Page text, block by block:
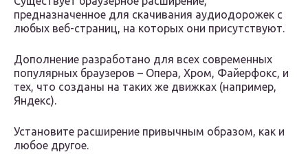
предназначенное для скачивания аудиодорожек с
любых веб-страниц, на которых они присутствуют.
Дополнение разработано для всех современных
популярных браузеров – Опера, Хром, Файерфокс, и
тех, что созданы на таких же движках (например,
Яндекс).
Установите расширение привычным образом, как и
любое другое.